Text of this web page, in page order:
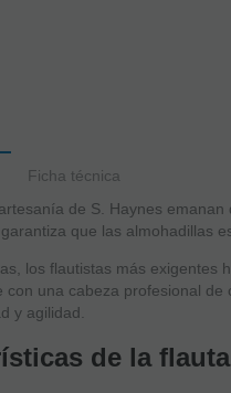
Ficha técnica
de S. Haynes
que las almohadillas
los flautistas más exigentes
con una cabeza profesional
y agilidad.
de la